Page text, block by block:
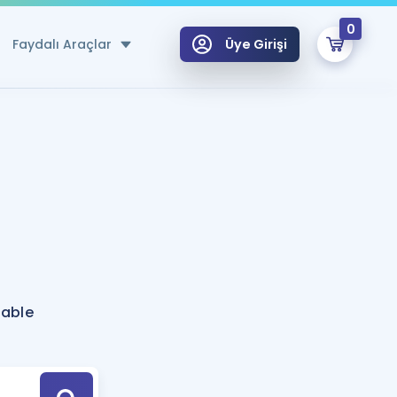
Faydalı Araçlar
Hesaplama Aracı
için Öneriler
Tek Takvimde
Üye Girişi
0
Hoca ile seni sınava hazırlayacak onlarca eğitim seni bekliyor!